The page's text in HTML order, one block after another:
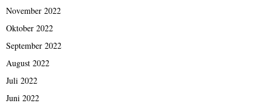
November 2022
Oktober 2022
September 2022
August 2022
Juli 2022
Juni 2022